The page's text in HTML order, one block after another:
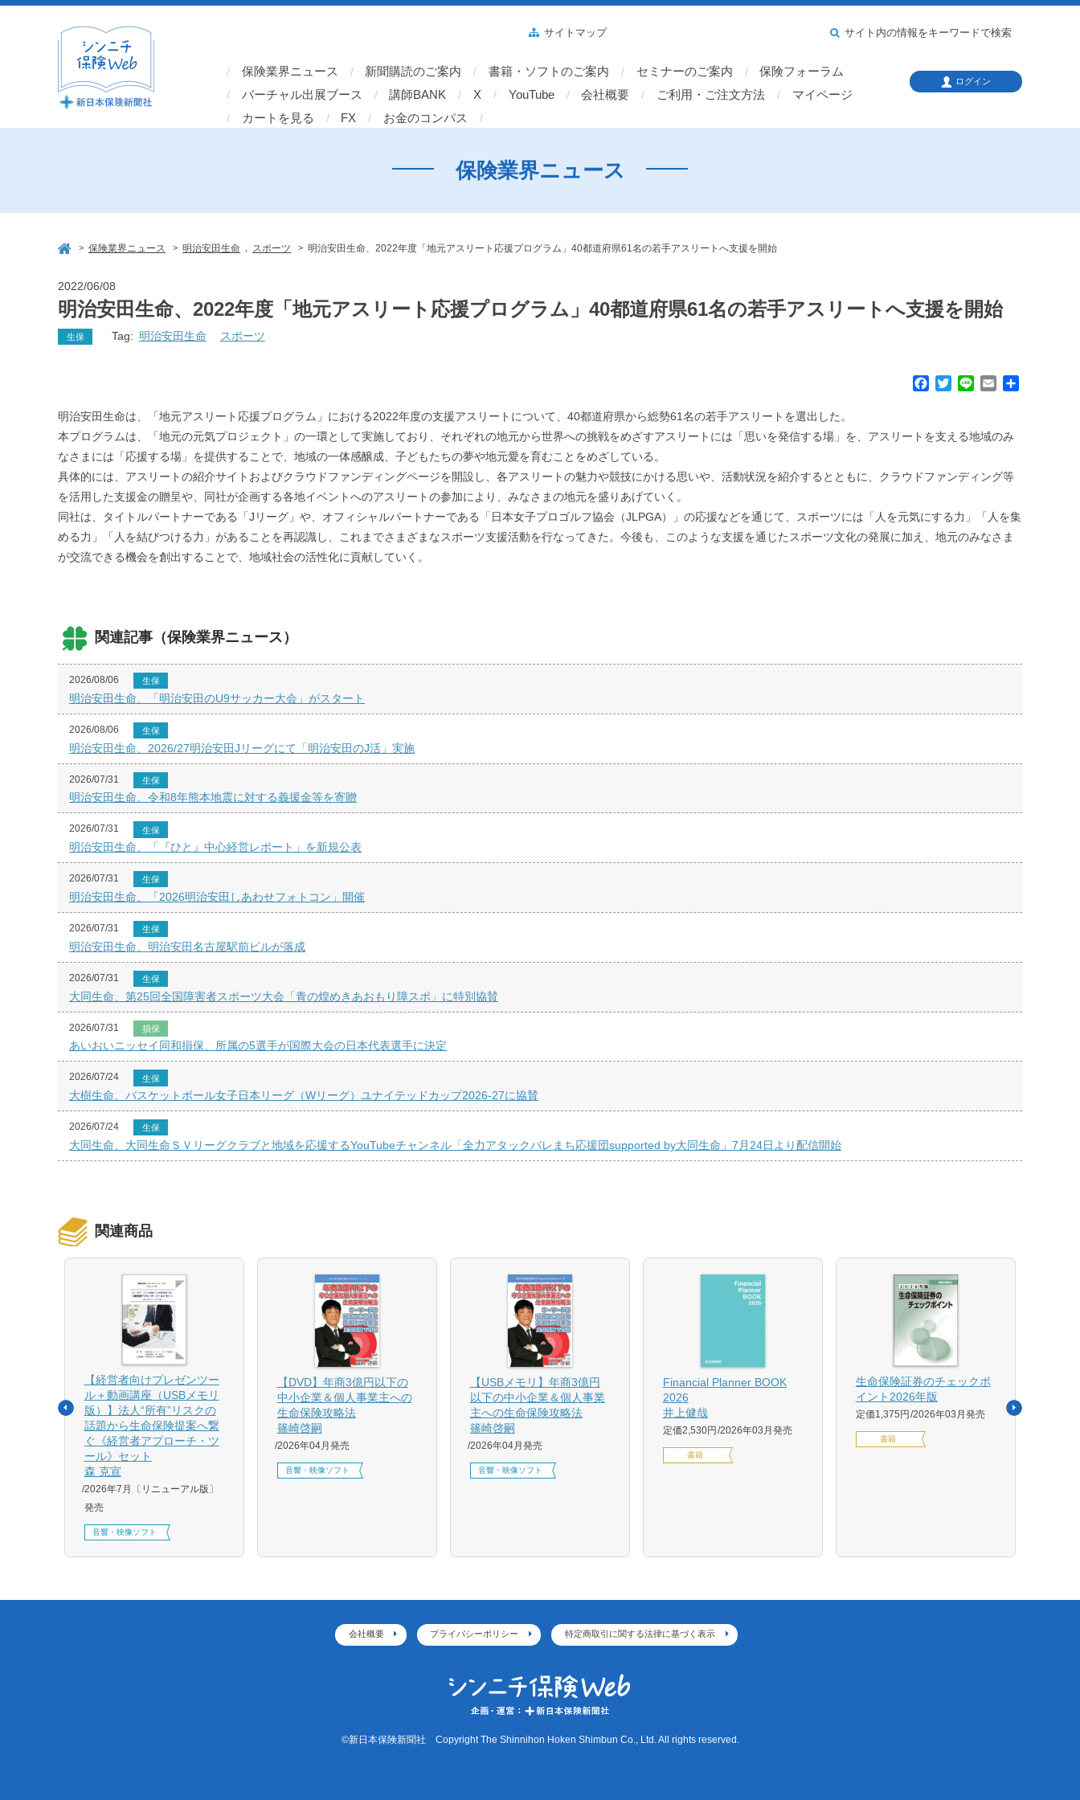
保険業界ニュース 新聞購読のご案内 書籍・ソフトのご案内 セミナーのご案内
保険フォーラム
バーチャル出展ブース
講師BANK X YouTube 会社概要 ご利用・ご注文方法
マイページ
カートを見る
FX お金のコンパス
サイトマップ サイト内の情報をキーワードで検索
ログイン
保険業界ニュース
> 保険業界ニュース > 明治安田生命 スポーツ > 明治安田生命、2022年度「地元アスリート応援プログラム」40都道府県61名の若手アスリートへ支援を開始
2022/06/08
明治安田生命、2022年度「地元アスリート応援プログラム」40都道府県61名の若手アスリートへ支援を開始
生保 Tag: 明治安田生命 スポーツ
e
b
o
t
r
e
i
明治安田生命は、「地元アスリート応援プログラム」における2022年度の支援アスリートについて、40都道府県から総勢61名の若手アスリートを選出した。
本プログラムは、「地元の元気プロジェクト」の一環として実施しており、それぞれの地元から世界への挑戦をめざすアスリートには「思いを発信する場」を、アスリートを支える地域のみ
なさまには「応援する場」を提供することで、地域の一体感醸成、子どもたちの夢や地元愛を育むことをめざしている。
具体的には、アスリートの紹介サイトおよびクラウドファンディングページを開設し、各アスリートの魅力や競技にかける思いや、活動状況を紹介するとともに、クラウドファンディング等
を活用した支援金の贈呈や、同社が企画する各地イベントへのアスリートの参加により、みなさまの地元を盛りあげていく。
同社は、タイトルパートナーである「Jリーグ」や、オフィシャルパートナーである「日本女子プロゴルフ協会（JLPGA）」の応援などを通じて、スポーツには「人を元気にする力」「人を集
める力」「人を結びつける力」があることを再認識し、これまでさまざまなスポーツ支援活動を行なってきた。今後も、このような支援を通じたスポーツ文化の発展に加え、地元のみなさま
が交流できる機会を創出することで、地域社会の活性化に貢献していく。
関連記事（保険業界ニュース）
2026/08/06 生保
明治安田生命、「明治安田のU9サッカー大会」がスタート
2026/08/06 生保
明治安田生命、2026/27明治安田Jリーグにて「明治安田のJ活」実施
2026/07/31 生保
明治安田生命、令和8年熊本地震に対する義援金等を寄贈
2026/07/31 生保
明治安田生命、「『ひと』中心経営レポート」を新規公表
2026/07/31 生保
明治安田生命、「2026明治安田しあわせフォトコン」開催
2026/07/31 生保
明治安田生命、明治安田名古屋駅前ビルが落成
2026/07/31 生保
大同生命、第25回全国障害者スポーツ大会「青の煌めきあおもり障スポ」に特別協賛
2026/07/31 損保
あいおいニッセイ同和損保、所属の5選手が国際大会の日本代表選手に決定
2026/07/24 生保
大樹生命、バスケットボール女子日本リーグ（Wリーグ）ユナイテッドカップ2026-27に協賛
2026/07/24 生保
大同生命、大同生命ＳＶリーグクラブと地域を応援するYouTubeチャンネル「全力アタックバレまち応援団supported by大同生命」7月24日より配信開始
関連商品
【経営者向けプレゼンツー
ル＋動画講座（USBメモリ
版）】法人“所有”リスクの
話題から生命保険提案へ繋
ぐ《経営者アプローチ・ツ
ール》セット
森 克宣
2026年7月〔リニューアル版〕
発売
音響・映像ソフト
【DVD】年商3億円以下の
中小企業＆個人事業主への
生命保険攻略法
篠崎啓嗣
2026年04月発売
音響・映像ソフト
【USBメモリ】年商3億円
以下の中小企業＆個人事業
主への生命保険攻略法
篠崎啓嗣
2026年04月発売
音響・映像ソフト
Financial Planner BOOK
2026
井上健哉
定価2,530円 2026年03月発売
書籍
生命保険証券のチェックポ
イント2026年版
定価1,375円 2026年03月発売
書籍
会社概要 プライバシーポリシー 特定商取引に関する法律に基づく表示
©新日本保険新聞社 Copyright The Shinnihon Hoken Shimbun Co., Ltd. All rights reserved.